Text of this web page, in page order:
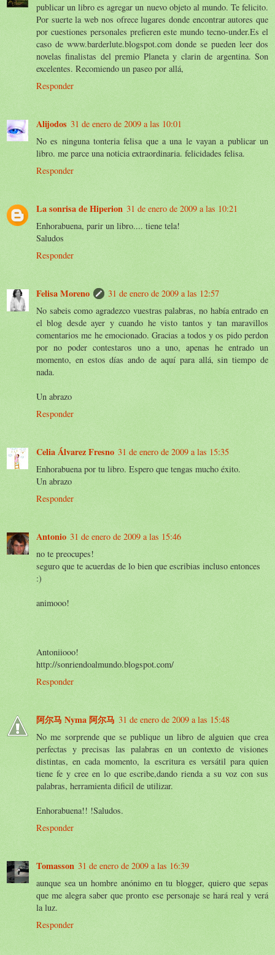
publicar un libro es agregar un nuevo objeto al mundo. Te felicito.
Por suerte la web nos ofrece lugares donde encontrar autores que
por cuestiones personales prefieren este mundo tecno-under.Es el
caso de www.barderlute.blogspot.com donde se pueden leer dos
novelas finalistas del premio Planeta y clarin de argentina. Son
excelentes. Recomiendo un paseo por allá,
Responder
Alijodos 31 de enero de 2009 a las 10:01
No es ninguna tonteria felisa que a una le vayan a publicar un
libro. me parce una noticia extraordinaria. felicidades felisa.
Responder
La sonrisa de Hiperion 31 de enero de 2009 a las 10:21
Enhorabuena, parir un libro.... tiene tela!
Saludos
Responder
Felisa Moreno
31 de enero de 2009 a las 12:57
No sabeis como agradezco vuestras palabras, no había entrado en
el blog desde ayer y cuando he visto tantos y tan maravillos
comentarios me he emocionado. Gracias a todos y os pido perdon
por no poder contestaros uno a uno, apenas he entrado un
momento, en estos días ando de aquí para allá, sin tiempo de
nada.
Un abrazo
Responder
Celia Álvarez Fresno 31 de enero de 2009 a las 15:35
Enhorabuena por tu libro. Espero que tengas mucho éxito.
Un abrazo
Responder
Antonio 31 de enero de 2009 a las 15:46
no te preocupes!
seguro que te acuerdas de lo bien que escribias incluso entonces
:)
animooo!
Antoniiooo!
http://sonriendoalmundo.blogspot.com/
Responder
阿尔马 Nyma 阿尔马 31 de enero de 2009 a las 15:48
No me sorprende que se publique un libro de alguien que crea
perfectas y precisas las palabras en un contexto de visiones
distintas, en cada momento, la escritura es versátil para quien
tiene fe y cree en lo que escribe,dando rienda a su voz con sus
palabras, herramienta dificil de utilizar.
Enhorabuena!! !Saludos.
Responder
Tomasson 31 de enero de 2009 a las 16:39
aunque sea un hombre anónimo en tu blogger, quiero que sepas
que me alegra saber que pronto ese personaje se hará real y verá
la luz.
Responder